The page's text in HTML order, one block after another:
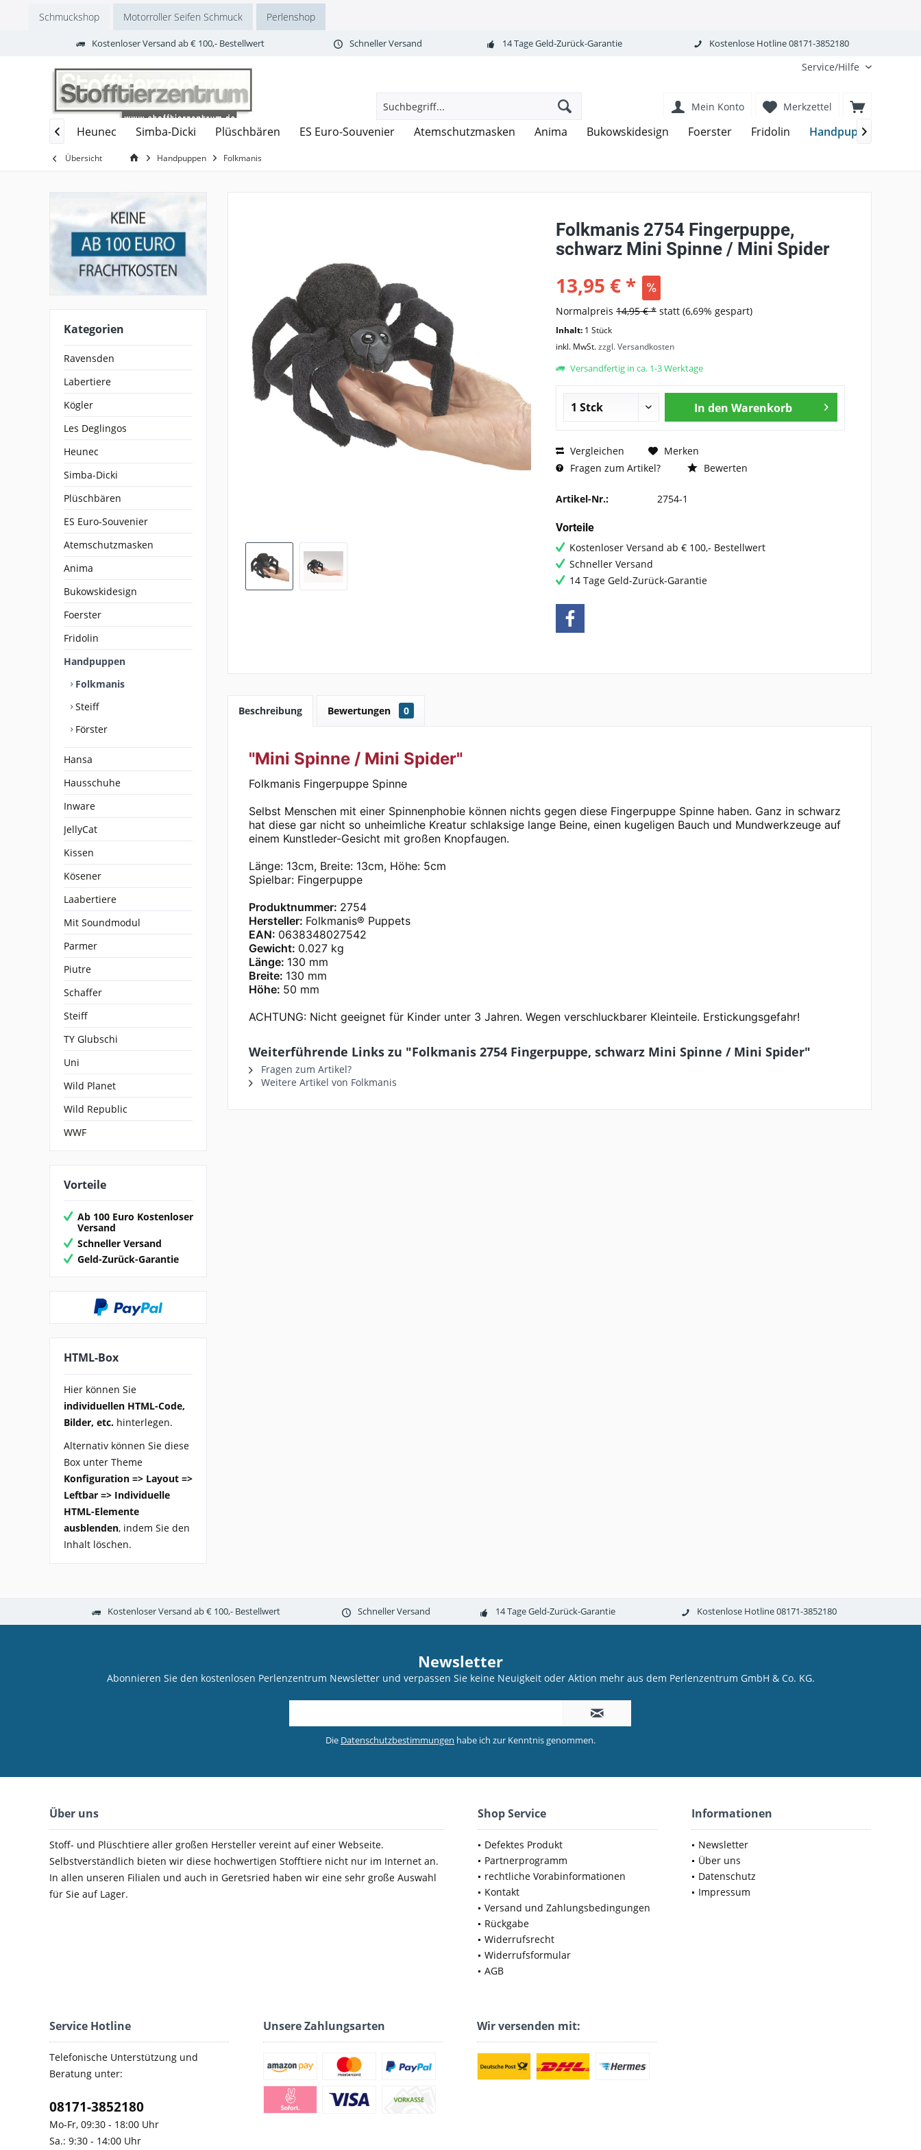
Schmuckshop Motorroller Seifen Schmuck Perlenshop
Kostenloser Versand ab € 100,- Bestellwert Schneller Versand 14 Tage Geld-Zurück-Garantie Kostenlose Hotline 08171-3852180
Service/Hilfe
Merkzettel
Mein Konto
Deglingos Heunec Simba-Dicki Plüschbären ES Euro-Souvenier Atemschutzmasken Anima Bukowskidesign Foerster Fridolin Handpuppen
 
Übersicht Handpuppen Folkmanis
Kategorien
Ravensden
Labertiere
Kögler
Les Deglingos
Heunec
Simba-Dicki
Plüschbären
ES Euro-Souvenier
Atemschutzmasken
Anima
Bukowskidesign
Foerster
Fridolin
Handpuppen
Folkmanis
Steiff
Förster
Hansa
Hausschuhe
Inware
JellyCat
Kissen
Kösener
Laabertiere
Mit Soundmodul
Parmer
Piutre
Schaffer
Steiff
TY Glubschi
Uni
Wild Planet
Wild Republic
WWF
Vorteile
Ab 100 Euro Kostenloser
Versand
Schneller Versand
Geld-Zurück-Garantie
HTML-Box
Hier können Sie
individuellen HTML-Code,
Bilder, etc. hinterlegen.
Alternativ können Sie diese
Box unter Theme
Konfiguration => Layout =>
Leftbar => Individuelle
HTML-Elemente
ausblenden, indem Sie den
Inhalt löschen.
Folkmanis 2754 Fingerpuppe,
schwarz Mini Spinne / Mini Spider
13,95 € *
Normalpreis 14,95 € *statt (6,69% gespart)
Inhalt: 1 Stück
inkl. MwSt.zzgl. Versandkosten
Versandfertig in ca. 1-3 Werktage
In den Warenkorb
Vergleichen
Merken
Fragen zum Artikel?
Bewerten
Artikel-Nr.: 2754-1
Vorteile
Kostenloser Versand ab € 100,- Bestellwert
Schneller Versand
14 Tage Geld-Zurück-Garantie
Beschreibung Bewertungen 0
"Mini Spinne / Mini Spider"
Folkmanis Fingerpuppe Spinne
Selbst Menschen mit einer Spinnenphobie können nichts gegen diese Fingerpuppe Spinne haben. Ganz in schwarz
hat diese gar nicht so unheimliche Kreatur schlaksige lange Beine, einen kugeligen Bauch und Mundwerkzeuge auf
einem Kunstleder-Gesicht mit großen Knopfaugen.
Länge: 13cm, Breite: 13cm, Höhe: 5cm
Spielbar: Fingerpuppe
Produktnummer: 2754
Hersteller: Folkmanis® Puppets
EAN: 0638348027542
Gewicht: 0.027 kg
Länge: 130 mm
Breite: 130 mm
Höhe: 50 mm
ACHTUNG: Nicht geeignet für Kinder unter 3 Jahren. Wegen verschluckbarer Kleinteile. Erstickungsgefahr!
Weiterführende Links zu "Folkmanis 2754 Fingerpuppe, schwarz Mini Spinne / Mini Spider"
Fragen zum Artikel?
Weitere Artikel von Folkmanis
Kostenloser Versand ab € 100,- Bestellwert Schneller Versand 14 Tage Geld-Zurück-Garantie Kostenlose Hotline 08171-3852180
Newsletter
Abonnieren Sie den kostenlosen Perlenzentrum Newsletter und verpassen Sie keine Neuigkeit oder Aktion mehr aus dem Perlenzentrum GmbH & Co. KG.
Die Datenschutzbestimmungen habe ich zur Kenntnis genommen.
Über uns
Stoff- und Plüschtiere aller großen Hersteller vereint auf einer Webseite.
Selbstverständlich bieten wir diese hochwertigen Stofftiere nicht nur im Internet an.
In allen unseren Filialen und auch in Geretsried haben wir eine sehr große Auswahl
für Sie auf Lager.
Shop Service
Defektes Produkt
Partnerprogramm
rechtliche Vorabinformationen
Kontakt
Versand und Zahlungsbedingungen
Rückgabe
Widerrufsrecht
Widerrufsformular
AGB
Informationen
Newsletter
Über uns
Datenschutz
Impressum
Service Hotline
Telefonische Unterstützung und
Beratung unter:
08171-3852180
Mo-Fr, 09:30 - 18:00 Uhr
Sa.: 9:30 - 14:00 Uhr
Unsere Zahlungsarten Wir versenden mit: